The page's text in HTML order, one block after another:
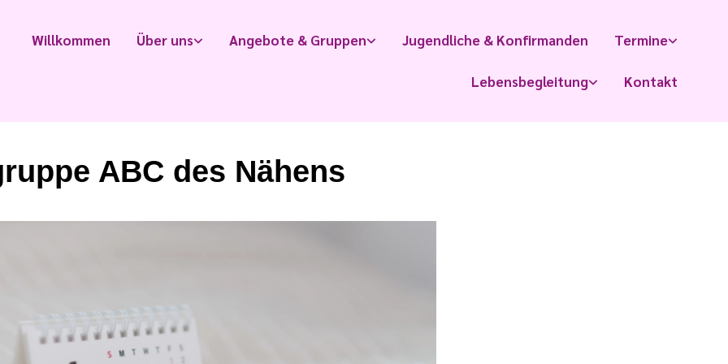
Willkommen Über uns Angebote & Gruppen Jugendliche & Konfirmanden Termine
Lebensbegleitung Kontakt
ABC des Nähens